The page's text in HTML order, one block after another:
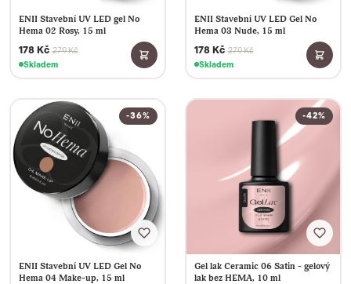
ENII Stavební UV LED gel No
Hema 02 Rosy, 15 ml
178 Kč 279 Kč
Skladem
ENII Stavební UV LED Gel No
Hema 03 Nude, 15 ml
178 Kč 279 Kč
Skladem
-36%
ENII Stavební UV LED Gel No
Hema 04 Make-up, 15 ml
-42%
Gel lak Ceramic 06 Satin - gelový
lak bez HEMA, 10 ml